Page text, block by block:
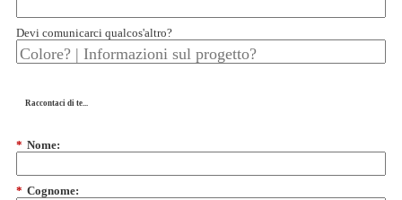
Devi comunicarci qualcos'altro?
Raccontaci di te...
* Nome:
* Cognome: